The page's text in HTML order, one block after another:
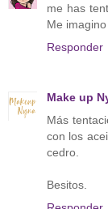
me has
Me
Responder
Make up
Más
con los
cedro.
Besitos.